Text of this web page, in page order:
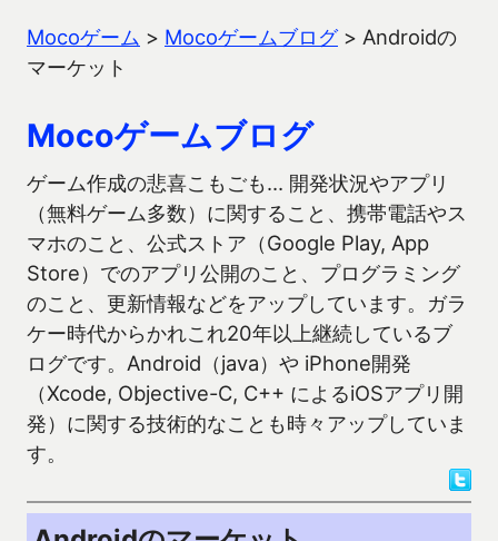
Mocoゲーム > Mocoゲームブログ> Androidの
マーケット
Mocoゲームブログ
ゲーム作成の悲喜こもごも… 開発状況やアプリ
（無料ゲーム多数）に関すること、携帯電話やス
マホのこと、公式ストア（Google Play, App
Store）でのアプリ公開のこと、プログラミング
のこと、更新情報などをアップしています。ガラ
ケー時代からかれこれ20年以上継続しているブ
ログです。Android（java）や iPhone開発
（Xcode, Objective-C, C++ によるiOSアプリ開
発）に関する技術的なことも時々アップしていま
す。